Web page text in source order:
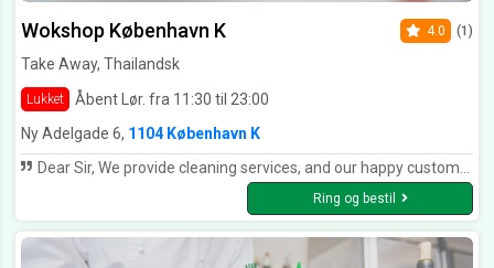
Wokshop København K
Take Away, Thailandsk
Lukket Åbent Lør. fra 11:30 til 23:00
4.0 (1)
Ny Adelgade 6, 1104 København K
Dear Sir, We provide cleaning services, and our happy customers include commercial, domestic, and business customers. We provide high-quality services while our payments are very reasonable. If you give us a chance, we would like to meet with you to discuss your needs, and we would also like to discuss in detail how our services can benefit you. I hope you will consider our application for the best cleaning services. I will be waiting for your positive response. Sincerely Yours, Mattirengøring
Ring og bestil